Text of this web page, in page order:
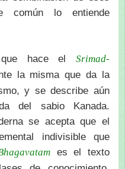
común lo entiende
que hace el Srimad-
la misma que da la
y se describe aún
del sabio Kanada.
se acepta que el
indivisible que
es el texto